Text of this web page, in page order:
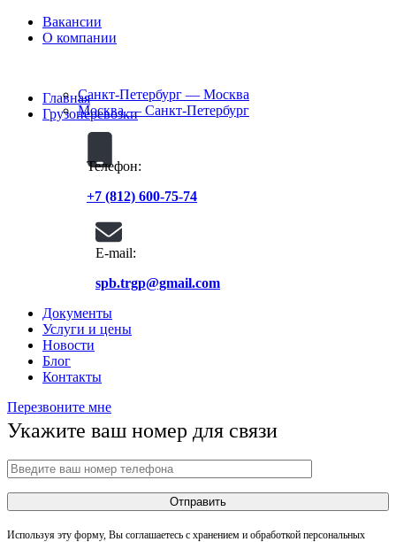
Вакансии
O компании
Главная
Грузоперевозки
Санкт-Петербург — Москва
Москва — Санкт-Петербург
Телефон:
+7 (812) 600-75-74
E-mail:
spb.trgp@gmail.com
Документы
Услуги и цены
Новости
Блог
Контакты
Перезвоните мне
Укажите ваш номер для связи
Используя эту форму, Вы соглашаетесь с хранением и обработкой персональных